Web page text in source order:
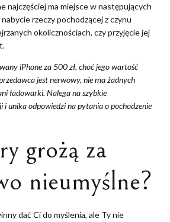
najczęściej ma miejsce w następujących
rzeczy pochodzącej z czynu
okolicznościach, czy przyjęcie jej
iPhone za 500 zł, choć jego wartość
jest nerwowy, nie ma żadnych
ładowarki. Nalega na szybkie
i unika odpowiedzi na pytania o pochodzenie
grożą za
nieumyślne?
dać Ci do myślenia, ale Ty nie